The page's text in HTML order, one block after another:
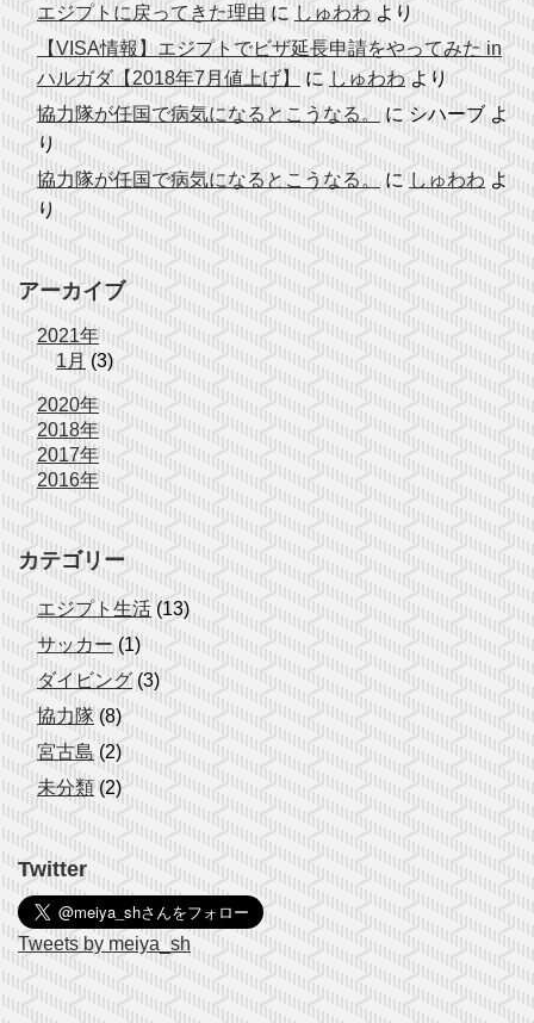
エジプトに戻ってきた理由 に しゅわわ より
【VISA情報】エジプトでビザ延長申請をやってみた in
ハルガダ【2018年7月値上げ】
に しゅわわ より
協力隊が任国で病気になるとこうなる。
に シハーブ よ
り
協力隊が任国で病気になるとこうなる。
に しゅわわ よ
り
アーカイブ
2021年
1月 (3)
2020年
2018年
2017年
2016年
カテゴリー
エジプト生活 (13)
サッカー (1)
ダイビング (3)
協力隊 (8)
宮古島 (2)
未分類 (2)
Twitter
Tweets by meiya_sh